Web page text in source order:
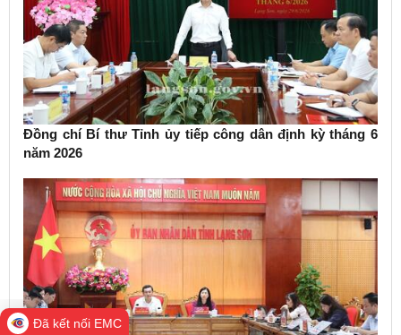
Đồng chí Bí thư Tỉnh ủy tiếp công dân định kỳ tháng 6
năm 2026
Đã kết nối EMC